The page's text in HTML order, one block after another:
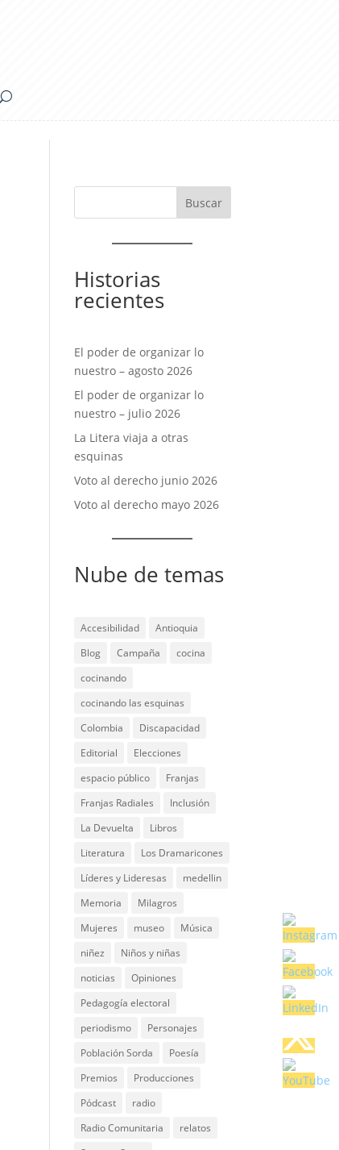
Historias
recientes
El poder de organizar lo
nuestro – agosto 2026
El poder de organizar lo
nuestro – julio 2026
La Litera viaja a otras
esquinas
Voto al derecho junio 2026
Voto al derecho mayo 2026
Nube de temas
Accesibilidad
Antioquia
Blog
Campaña
cocina
cocinando
cocinando las esquinas
Colombia
Discapacidad
Editorial
Elecciones
espacio público
Franjas
Franjas Radiales
Inclusión
La Devuelta
Libros
Literatura
Los Dramaricones
Líderes y Lideresas
medellin
Memoria
Milagros
Mujeres
museo
Música
niñez
Niños y niñas
noticias
Opiniones
Pedagogía electoral
periodismo
Personajes
Población Sorda
Poesía
Premios
Producciones
Pódcast
radio
Radio Comunitaria
relatos